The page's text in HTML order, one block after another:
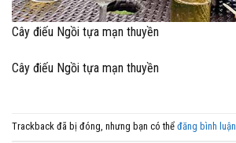
Cây điếu Ngồi tựa mạn thuyền
Cây điếu Ngồi tựa mạn thuyền
Trackback đã bị đóng, nhưng bạn có thể đăng bình luận